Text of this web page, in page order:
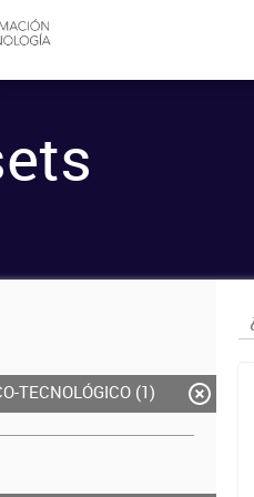
TECNOLÓGICO (1)